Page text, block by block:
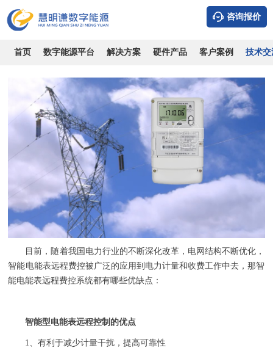
咨询报价
首页 数字能源平台 解决方案 硬件产品 客户案例 技术交
了解智能电能表远程费控系统有哪些优缺点
时间：2026-08-08 浏览：9254 作者：admin
目前 ，随着我国电力行业的不断深化改革，电网结构不断优化，
智能电能表远程费控被广泛的应用到电力计量和收费工作中去，那智
能电能表远程费控系统都有哪些优缺点 ：
智能型电能表远程控制的优点
1、有利于减少计量干扰，提高可靠性